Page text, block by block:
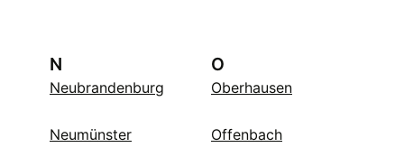
N
Neubrandenburg
Neumünster
O
Oberhausen
Offenbach